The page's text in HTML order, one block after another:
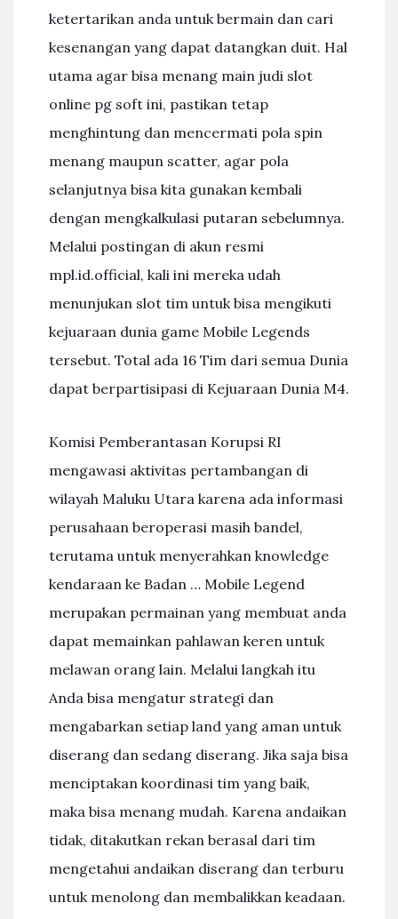
ketertarikan anda untuk bermain dan cari
kesenangan yang dapat datangkan duit. Hal
utama agar bisa menang main judi slot
online pg soft ini, pastikan tetap
menghintung dan mencermati pola spin
menang maupun scatter, agar pola
selanjutnya bisa kita gunakan kembali
dengan mengkalkulasi putaran sebelumnya.
Melalui postingan di akun resmi
mpl.id.official, kali ini mereka udah
menunjukan slot tim untuk bisa mengikuti
kejuaraan dunia game Mobile Legends
tersebut. Total ada 16 Tim dari semua Dunia
dapat berpartisipasi di Kejuaraan Dunia M4.
Komisi Pemberantasan Korupsi RI
mengawasi aktivitas pertambangan di
wilayah Maluku Utara karena ada informasi
perusahaan beroperasi masih bandel,
terutama untuk menyerahkan knowledge
kendaraan ke Badan … Mobile Legend
merupakan permainan yang membuat anda
dapat memainkan pahlawan keren untuk
melawan orang lain. Melalui langkah itu
Anda bisa mengatur strategi dan
mengabarkan setiap land yang aman untuk
diserang dan sedang diserang. Jika saja bisa
menciptakan koordinasi tim yang baik,
maka bisa menang mudah. Karena andaikan
tidak, ditakutkan rekan berasal dari tim
mengetahui andaikan diserang dan terburu
untuk menolong dan membalikkan keadaan.